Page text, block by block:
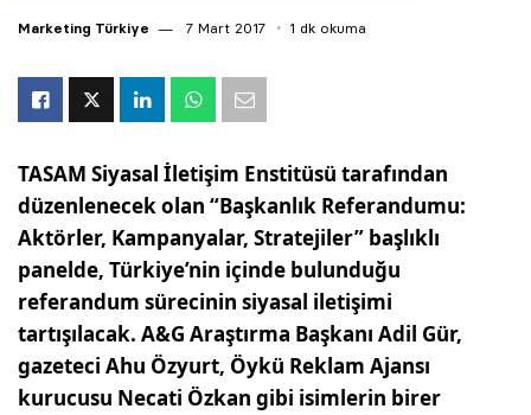
Marketing Türkiye 7 Mart 2017 1 dk okuma
TASAM Siyasal İletişim Enstitüsü tarafından
düzenlenecek olan “Başkanlık Referandumu:
Aktörler, Kampanyalar, Stratejiler” başlıklı
panelde, Türkiye’nin içinde bulunduğu
referandum sürecinin siyasal iletişimi
tartışılacak. A&G Araştırma Başkanı Adil Gür,
gazeteci Ahu Özyurt, Öykü Reklam Ajansı
kurucusu Necati Özkan gibi isimlerin birer